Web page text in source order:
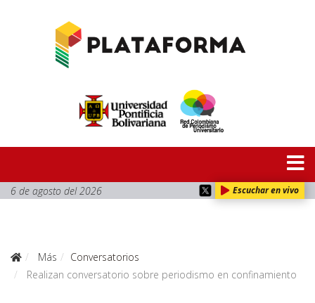
6 de agosto del 2026 Escuchar en vivo
Más
Conversatorios
Realizan conversatorio sobre periodismo en confinamiento